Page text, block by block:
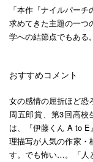
「本作『ナイルパー
求めてきた主題の一つ
学への結節点でもある
おすすめコメント
女の感情の屈折ほど
周五郎賞、第3回高校
は、『伊藤くん A to
理描写が人気の作家・
す。でも怖い…。「人